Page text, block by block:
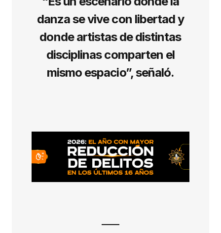
danza se vive con libertad y
donde artistas de distintas
disciplinas comparten el
mismo espacio”, señaló.